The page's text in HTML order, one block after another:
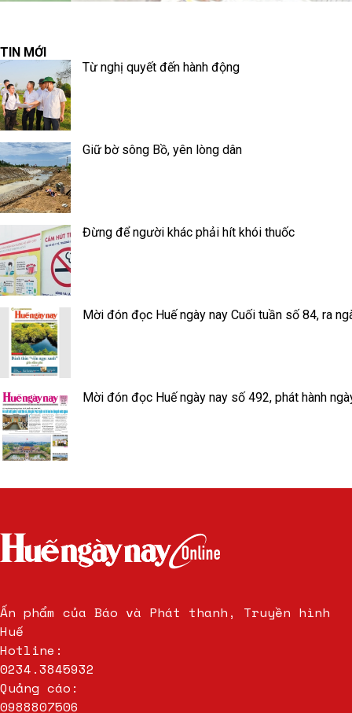
TIN MỚI
Từ nghị quyết đến hành động
Giữ bờ sông Bồ, yên lòng dân
Đừng để người khác phải hít khói thuốc
Mời đón đọc Huế ngày nay Cuối tuần số 84, ra
Mời đón đọc Huế ngày nay số 492, phát hành
Ấn phẩm của Báo và Phát thanh, Truyền hình
Huế
Hotline:
0234.3845932
Quảng cáo:
0988807506